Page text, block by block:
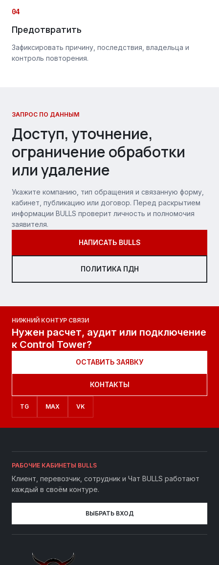
04
Предотвратить
Зафиксировать причину, последствия, владельца и
контроль повторения.
ЗАПРОС ПО ДАННЫМ
Доступ, уточнение,
ограничение обработки
или удаление
Укажите компанию, тип обращения и связанную форму,
кабинет, публикацию или договор. Перед раскрытием
информации BULLS проверит личность и полномочия
заявителя.
НАПИСАТЬ BULLS
ПОЛИТИКА ПДН
НИЖНИЙ КОНТУР СВЯЗИ
Нужен расчет, аудит или подключение
к Control Tower?
ОСТАВИТЬ ЗАЯВКУ
КОНТАКТЫ
TG MAX VK
РАБОЧИЕ КАБИНЕТЫ BULLS
Клиент, перевозчик, сотрудник и Чат BULLS работают
каждый в своём контуре.
ВЫБРАТЬ ВХОД